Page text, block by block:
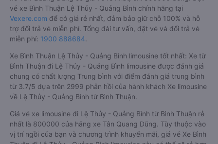
vé xe Bình Thuận Lệ Thủy - Quảng Bình chính hãng tại
Vexere.com để có giá rẻ nhất, đảm bảo giữ chỗ 100% và hỗ
trợ đổi trả vé miễn phí. Tổng đài tư vấn, đặt vé và đổi trả vé
miễn phí: 1900 888684.
Xe Bình Thuận Lệ Thủy - Quảng Bình limousine tốt nhất: Xe từ
Bình Thuận đi Lệ Thủy - Quảng Bình limousine được đánh giá
chung có chất lượng Trung bình với điểm đánh giá trung bình
từ 3.7/5 dựa trên 2999 phản hồi của hành khách Xe limousine
về Lệ Thủy - Quảng Bình từ Bình Thuận.
Giá vé xe limousine đi Lệ Thủy - Quảng Bình từ Bình Thuận rẻ
nhất là 800000 của hãng xe Tân Quang Dũng. Tùy thuộc vào
vị trí ngồi của bạn và chương trình khuyến mãi, giá vé Xe Bình